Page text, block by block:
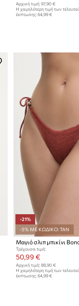
Αρχική τιμή: 97,90 €
Η χαμηλότερη τιμή των
έκπτωσης: 64,99 €
-21%
-5% ΜΕ ΚΩΔΙΚΟ: TAN
Μαγιό σλιπ μπικίνι
Τρέχουσα τιμή:
50,99 €
Αρχική τιμή: 88,90 €
Η χαμηλότερη τιμή των
έκπτωσης: 64,99 €